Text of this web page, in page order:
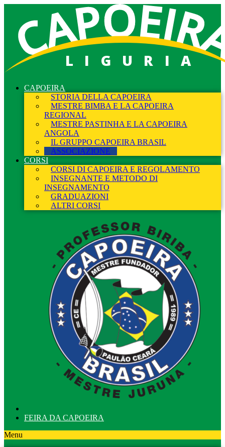
LIGURIA
CAPOEIRA
STORIA DELLA CAPOEIRA
MESTRE BIMBA E LA CAPOEIRA
REGIONAL
MESTRE PASTINHA E LA CAPOEIRA
ANGOLA
IL GRUPPO CAPOEIRA BRASIL
ASSOCIAZIONE
CORSI
CORSI DI CAPOEIRA E REGOLAMENTO
INSEGNANTE E METODO DI
INSEGNAMENTO
GRADUAZIONI
ALTRI CORSI
FEIRA DA CAPOEIRA
Menu